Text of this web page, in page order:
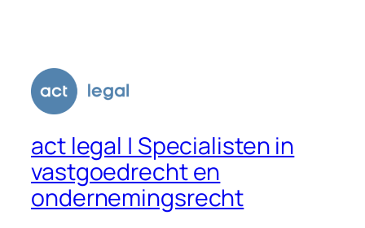
act legal | Specialisten in
vastgoedrecht en
ondernemingsrecht